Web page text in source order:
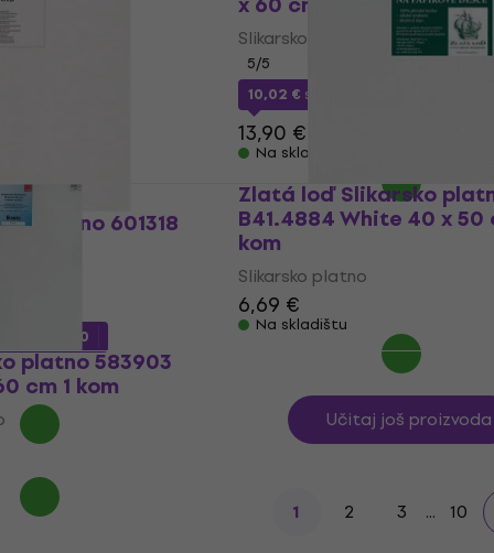
Slikarsko platno
5/5
10,02 € s kodom
13,90 €
Na skladištu
platno 601318
MUZMUZ-10
Zlatá loď Slikarsko
B41.4884 White 40 x 50
kom
Slikarsko platno
6,69 €
Na skladištu
platno 583903
cm 1 kom
Učitaj još proizvoda
1 2 3 ... 10